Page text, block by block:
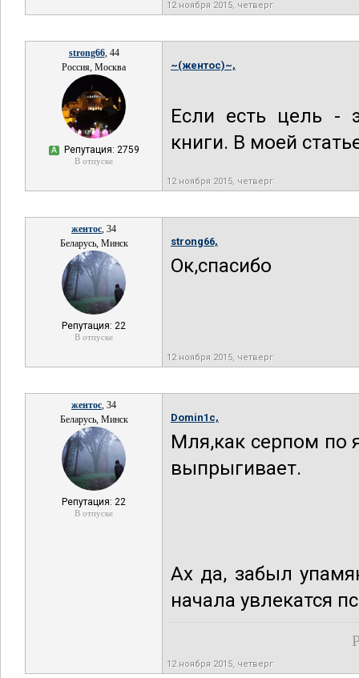
12 ноября 2015, четверг
strong66, 44
Россия, Москва
А Репутация: 2759
В отпуске
~(жентос)~,
Если есть цель -
книги. В моей
12 ноября 2015, четверг
жентос, 34
Беларусь, Минск
Репутация: 22
В отпуске
strong66,
Ок,спасибо
12 ноября 2015, четверг
жентос, 34
Беларусь, Минск
Репутация: 22
В отпуске
Domin1c,
Мля,как серпом по
выпрыгивает.
Ах да, забыл
начала увлекатся
12 ноября 2015, четверг